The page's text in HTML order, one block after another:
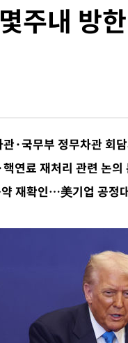
, 스페이스X 로켓 달 충돌 흔
프, '이란 호르무즈 통제권'
전 반대 안해…안정 전력 위
란' 대한축구협회·축구회관
단거리탄도미사일…감시·경
스 장애 발생…"원인 파악 중"
연전도 폭염 취소…11일 재개
배경엔 美의 대한국 무역적자
구협회…초유의 압수수색에 '충
최고치 경신…영등포 순간 '40
가 압수수색…내란 중요임무
주내 방
·국무부 정무차관 회
연료 재처리 관련 논의
재확인…美기업 공정